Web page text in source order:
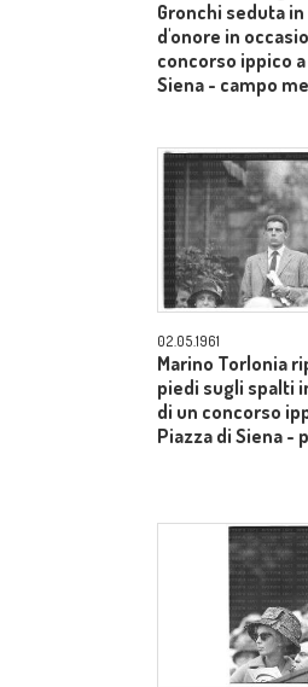
Gronchi seduta
d'onore in
concorso ippico
Siena - campo
02.05.1961
Marino Torlonia
piedi sugli spalti
di un concorso
Piazza di Siena -